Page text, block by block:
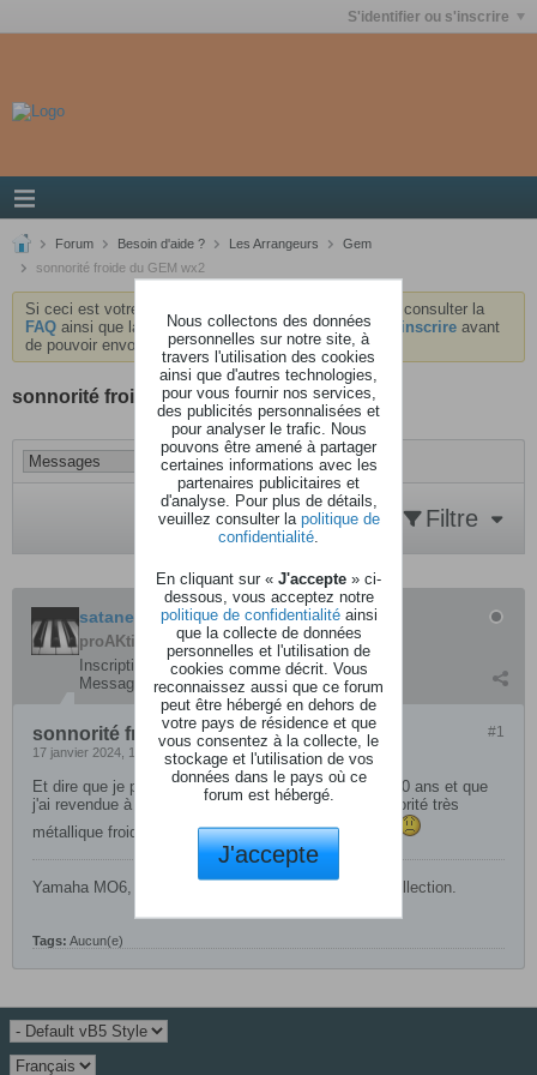
S'identifier ou s'inscrire
Forum Besoin d'aide ? Les Arrangeurs
Gem
sonnorité froide du GEM wx2
Si ceci est votre première visite, nous vous invitons à consulter la
FAQ ainsi que la chartedu forum . Vous devrez vous inscrire avant
de pouvoir envoyer des messages.
sonnorité froide du GEM wx2
Filtre
satanez
proAKtif
Inscription:
août 2012
Messages: 128
#1
sonnorité froide du GEM wx2
17 janvier 2024, 13h06
Et dire que je possaidait un GEM wx2 il y à plus de 30 ans et que
j'ai revendue à causse je trouvait qu'il avait une sonnorité très
métallique froide, maintenant en 2024 je le regrette!!!
Yamaha MO6, Arturia analog experience, Arturia V collection.
Tags: Aucun(e)
Nous collectons des données
personnelles sur notre site, à
travers l'utilisation des cookies
ainsi que d'autres technologies,
pour vous fournir nos services,
des publicités personnalisées et
pour analyser le trafic. Nous
pouvons être amené à partager
certaines informations avec les
partenaires publicitaires et
d'analyse. Pour plus de détails,
veuillez consulter la politique de
confidentialité
En cliquant sur « J'accepte » ci-
dessous, vous acceptez notre
politique de confidentialitéainsi
que la collecte de données
personnelles et l'utilisation de
cookies comme décrit. Vous
reconnaissez aussi que ce forum
peut être hébergé en dehors de
votre pays de résidence et que
vous consentez à la collecte, le
stockage et l'utilisation de vos
données dans le pays où ce
forum est hébergé.
J'accepte